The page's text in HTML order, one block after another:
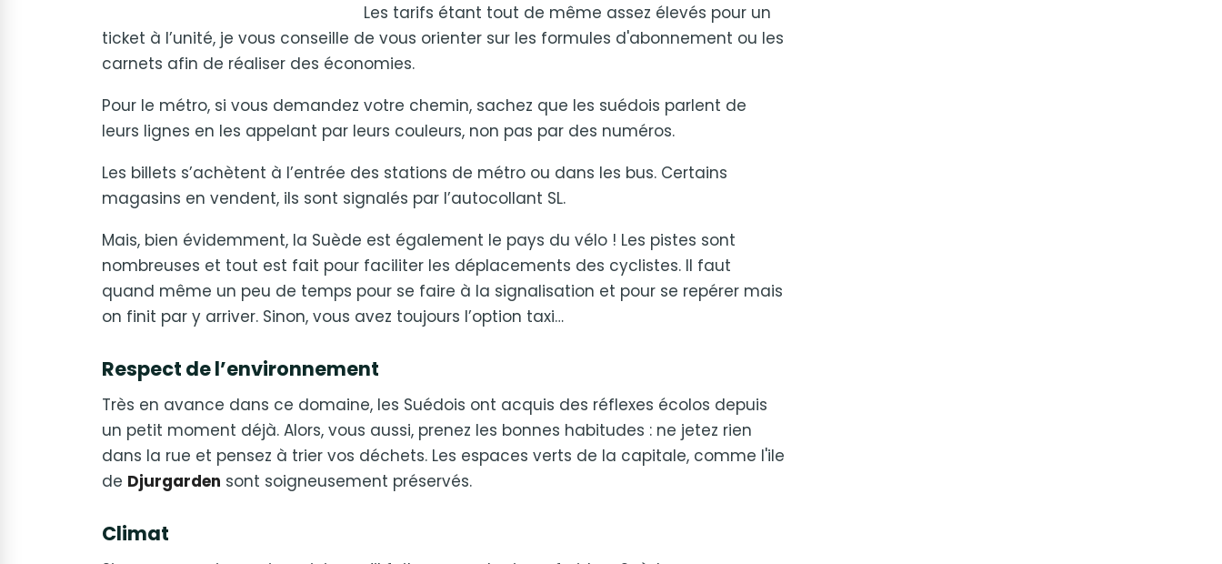
Les tarifs étant tout de même assez élevés pour un
ticket à l’unité, je vous conseille de vous orienter sur les formules d'abonnement ou les
carnets afin de réaliser des économies.
Pour le métro, si vous demandez votre chemin, sachez que les suédois parlent de
leurs lignes en les appelant par leurs couleurs, non pas par des numéros.
Les billets s’achètent à l’entrée des stations de métro ou dans les bus. Certains
magasins en vendent, ils sont signalés par l’autocollant SL.
Mais, bien évidemment, la Suède est également le pays du vélo ! Les pistes sont
nombreuses et tout est fait pour faciliter les déplacements des cyclistes. Il faut
quand même un peu de temps pour se faire à la signalisation et pour se repérer mais
on finit par y arriver. Sinon, vous avez toujours l’option taxi…
Respect de l’environnement
Très en avance dans ce domaine, les Suédois ont acquis des réflexes écolos depuis
un petit moment déjà. Alors, vous aussi, prenez les bonnes habitudes : ne jetez rien
dans la rue et pensez à trier vos déchets. Les espaces verts de la capitale, comme l'ile
de Djurgarden sont soigneusement préservés.
Climat